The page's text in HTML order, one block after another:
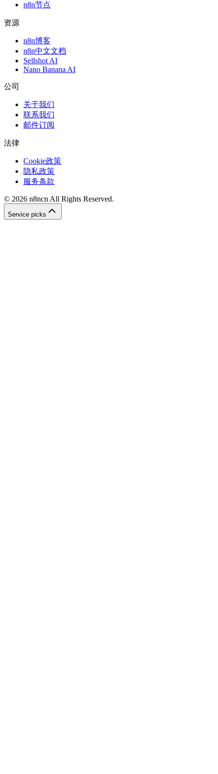
n8n节点
资源
n8n博客
n8n中文文档
Sellshot AI
Nano Banana AI
公司
关于我们
联系我们
邮件订阅
法律
Cookie政策
隐私政策
服务条款
© 2026 n8ncn All Rights Reserved.
Service picks